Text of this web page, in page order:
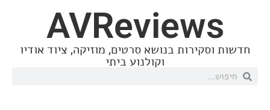
בנושא סרטים, מוזיקה, ציוד אודיו
וקולנוע ביתי